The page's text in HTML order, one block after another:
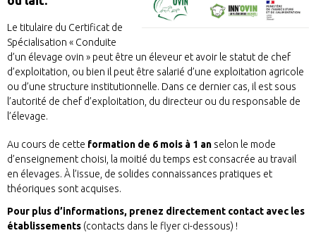
Le titulaire du Certificat de
Spécialisation « Conduite
d’un élevage ovin » peut être un éleveur et avoir le statut de chef
d’exploitation, ou bien il peut être salarié d’une exploitation agricole
ou d’une structure institutionnelle. Dans ce dernier cas, il est sous
l’autorité de chef d’exploitation, du directeur ou du responsable de
l’élevage.
Au cours de cette formation de 6 mois à 1 an selon le mode
d’enseignement choisi, la moitié du temps est consacrée au travail
en élevages. À l’issue, de solides connaissances pratiques et
théoriques sont acquises.
Pour plus d’informations, prenez directement contact avec les
établissements (contacts dans le flyer ci-dessous) !